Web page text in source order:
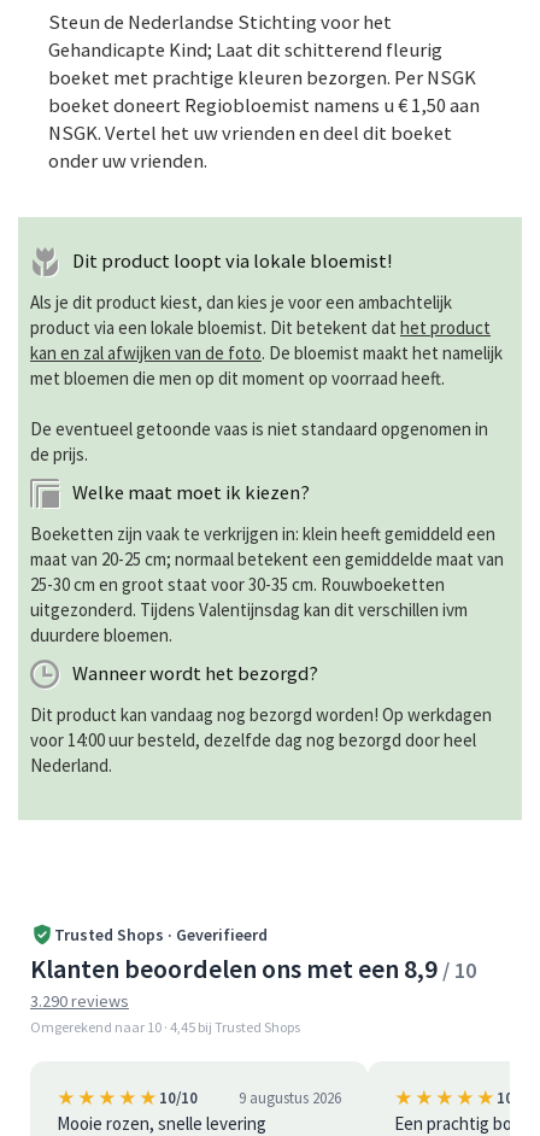
Steun de Nederlandse Stichting voor het
Gehandicapte Kind; Laat dit schitterend fleurig
boeket met prachtige kleuren bezorgen. Per NSGK
boeket doneert Regiobloemist namens u € 1,50 aan
NSGK. Vertel het uw vrienden en deel dit boeket
onder uw vrienden.
Dit product loopt via lokale bloemist!
Als je dit product kiest, dan kies je voor een ambachtelijk
product via een lokale bloemist. Dit betekent dat het product
kan en zal afwijken van de foto. De bloemist maakt het namelijk
met bloemen die men op dit moment op voorraad heeft.
De eventueel getoonde vaas is niet standaard opgenomen in
de prijs.
Welke maat moet ik kiezen?
Boeketten zijn vaak te verkrijgen in: klein heeft gemiddeld een
maat van 20-25 cm; normaal betekent een gemiddelde maat van
25-30 cm en groot staat voor 30-35 cm. Rouwboeketten
uitgezonderd. Tijdens Valentijnsdag kan dit verschillen ivm
duurdere bloemen.
Wanneer wordt het bezorgd?
Dit product kan vandaag nog bezorgd worden! Op werkdagen
voor 14:00 uur besteld, dezelfde dag nog bezorgd door heel
Nederland.
Trusted Shops · Geverifieerd
Klanten beoordelen ons met een 8,9 / 10
3.290 reviews
Omgerekend naar 10 · 4,45 bij Trusted Shops
★★★★★ 10/10 9 augustus 2026
Mooie rozen, snelle levering
★★★★★ 10/10
Een prachtig